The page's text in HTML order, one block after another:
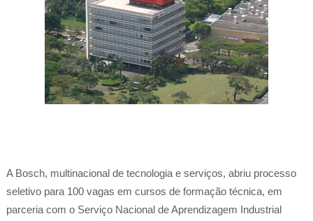
A Bosch, multinacional de tecnologia e serviços, abriu processo
seletivo para 100 vagas em cursos de formação técnica, em
parceria com o Serviço Nacional de Aprendizagem Industrial